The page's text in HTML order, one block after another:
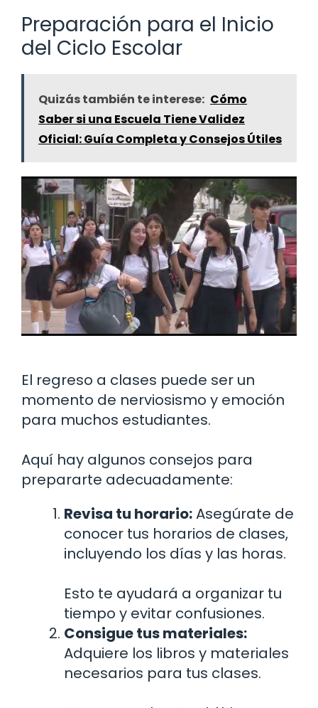
Preparación para el Inicio
del Ciclo Escolar
Quizás también te interese: Cómo
Saber si una Escuela Tiene Validez
Oficial: Guía Completa y Consejos Útiles
El regreso a clases puede ser un
momento de nerviosismo y emoción
para muchos estudiantes.
Aquí hay algunos consejos para
prepararte adecuadamente:
Revisa tu horario:Asegúrate de
conocer tus horarios de clases,
incluyendo los días y las horas.
Esto te ayudará a organizar tu
tiempo y evitar confusiones.
Consigue tus materiales:
Adquiere los libros y materiales
necesarios para tus clases.